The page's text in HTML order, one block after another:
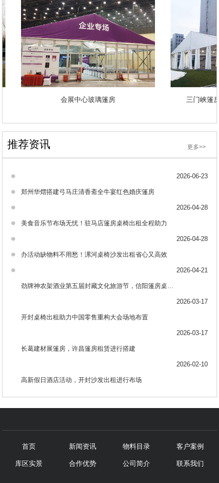
会展中心玻璃篷房 三门峡
推荐资讯 更多>>
2026-06-23
郑州华熠搭建弓马庄清香斋全牛宴红色婚庆篷房
2026-04-28
美食音乐节布场无忧！驻马店篷房桌椅出租全程助力
2026-04-28
办活动缺物料不用愁！漯河桌椅沙发出租省心又高效
2026-04-21
劲牌神农架酒业第五届封藏文化旅游节，信阳篷房桌椅出租助力布场
2026-03-17
开封桌椅出租助力中国零售重构大会场地布置
2026-03-17
长葛建材展篷房，许昌篷房租赁进行搭建
2026-02-10
高新假日酒店活动，开封沙发出租进行布场
首页 新闻资讯 物料目录 客户案例
库区实景 合作优势 公司简介 联系我们